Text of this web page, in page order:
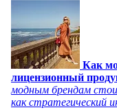
Как
лицензионный
модным брендам
как стратегический